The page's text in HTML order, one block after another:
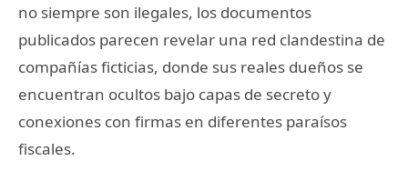
no siempre son ilegales, los documentos
publicados parecen revelar una red clandestina de
compañías ficticias, donde sus reales dueños se
encuentran ocultos bajo capas de secreto y
conexiones con firmas en diferentes paraísos
fiscales.